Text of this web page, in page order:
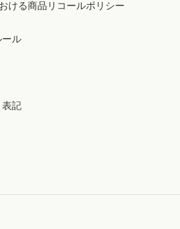
ける商品リコールポリシー
ール
表記